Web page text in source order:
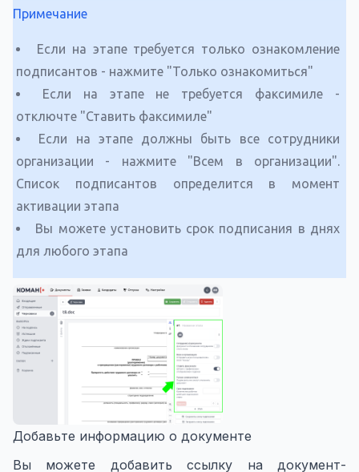
Примечание
Если на этапе требуется только ознакомление
подписантов - нажмите "Только ознакомиться"
Если на этапе не требуется факсимиле -
отключте "Ставить факсимиле"
Если на этапе должны быть все сотрудники
организации - нажмите "Всем в организации".
Список подписантов определится в момент
активации этапа
Вы можете установить срок подписания в днях
для любого этапа
Добавьте информацию о документе
Вы можете добавить ссылку на документ-